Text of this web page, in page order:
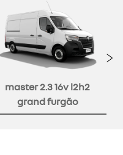
master 2.3 16v l2h2
grand furgão